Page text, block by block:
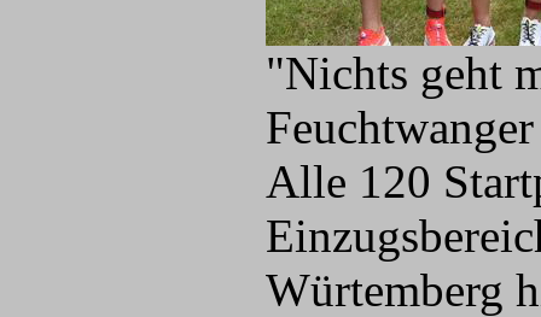
"Nichts geht
Alle 120
Würtemberg